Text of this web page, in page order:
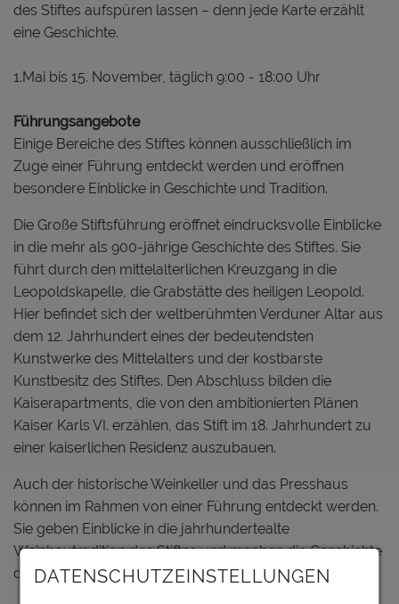
des Stiftes aufspüren lassen – denn jede Karte erzählt
eine Geschichte.
1.Mai bis 15. November, täglich 9:00 - 18:00 Uhr
Führungsangebote
Einige Bereiche des Stiftes können ausschließlich im
Zuge einer Führung entdeckt werden und eröffnen
besondere Einblicke in Geschichte und Tradition.
Die Große Stiftsführung eröffnet eindrucksvolle Einblicke
in die mehr als 900-jährige Geschichte des Stiftes. Sie
führt durch den mittelalterlichen Kreuzgang in die
Leopoldskapelle, die Grabstätte des heiligen Leopold.
Hier befindet sich der weltberühmten Verduner Altar aus
dem 12. Jahrhundert eines der bedeutendsten
Kunstwerke des Mittelalters und der kostbarste
Kunstbesitz des Stiftes. Den Abschluss bilden die
Kaiserapartments, die von den ambitionierten Plänen
Kaiser Karls VI. erzählen, das Stift im 18. Jahrhundert zu
einer kaiserlichen Residenz auszubauen.
Auch der historische Weinkeller und das Presshaus
können im Rahmen von einer Führung entdeckt werden.
Sie geben Einblicke in die jahrhundertealte
Weinbautradition des Stiftes und machen die Geschichte
des Weinguts auf besondere Weise erlebbar.
DATENSCHUTZEINSTELLUNGEN